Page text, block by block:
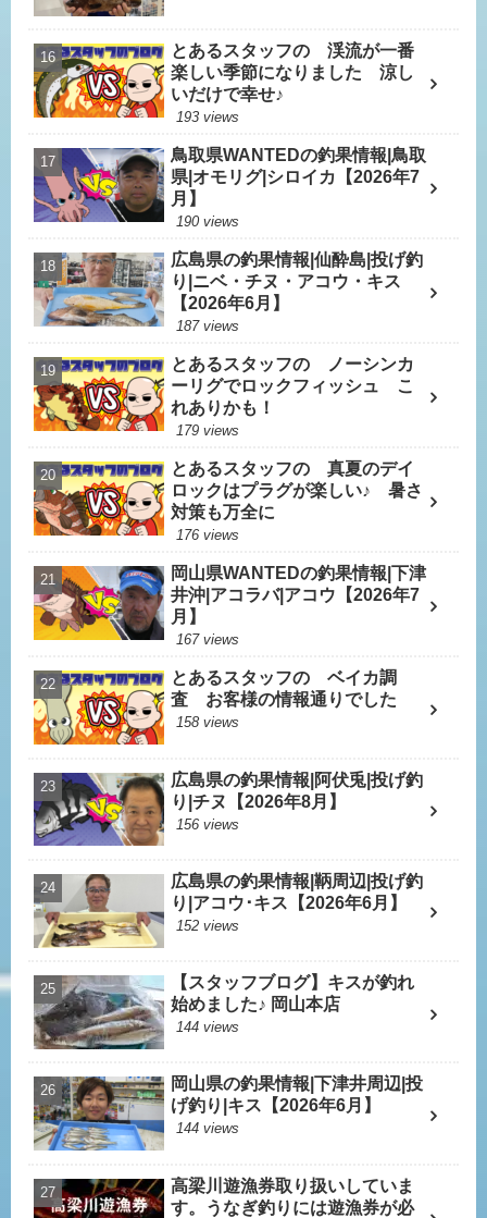
とあるスタッフの 渓流が一番
楽しい季節になりました 涼し
いだけで幸せ♪
193 views
鳥取県WANTEDの釣果情報|鳥取
県|オモリグ|シロイカ【2026年7
月】
190 views
広島県の釣果情報|仙酔島|投げ釣
り|ニベ・チヌ・アコウ・キス
【2026年6月】
187 views
とあるスタッフの ノーシンカ
ーリグでロックフィッシュ こ
れありかも！
179 views
とあるスタッフの 真夏のデイ
ロックはプラグが楽しい♪ 暑さ
対策も万全に
176 views
岡山県WANTEDの釣果情報|下津
井沖|アコラバ|アコウ【2026年7
月】
167 views
とあるスタッフの ベイカ調
査 お客様の情報通りでした
158 views
広島県の釣果情報|阿伏兎|投げ釣
り|チヌ【2026年8月】
156 views
広島県の釣果情報|鞆周辺|投げ釣
り|アコウ･キス【2026年6月】
152 views
【スタッフブログ】キスが釣れ
始めました♪ 岡山本店
144 views
岡山県の釣果情報|下津井周辺|投
げ釣り|キス【2026年6月】
144 views
高梁川遊漁券取り扱いしていま
す。うなぎ釣りには遊漁券が必